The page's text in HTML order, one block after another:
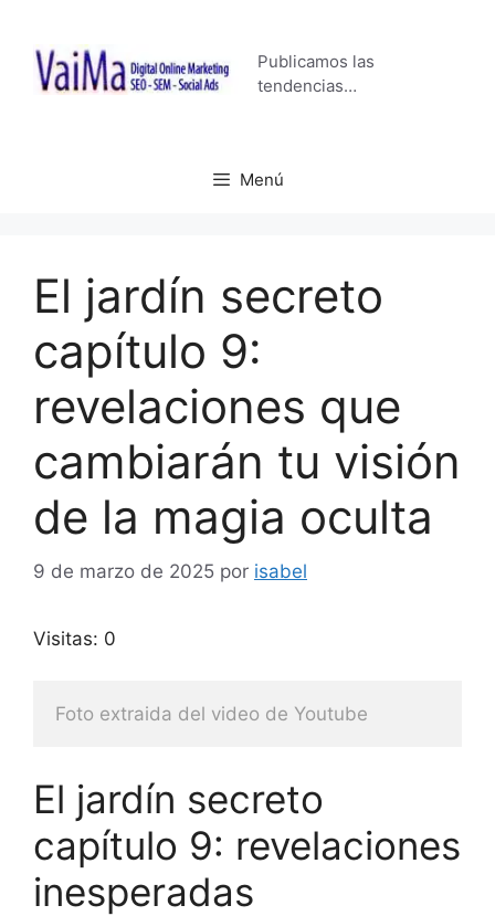
contenido
Publicamos las
tendencias…
Menú
El jardín secreto
capítulo 9:
revelaciones que
cambiarán tu visión
de la magia oculta
9 de marzo de 2025 por isabel
Visitas: 0
Foto extraida del video de Youtube
El jardín secreto
capítulo 9: revelaciones
inesperadas